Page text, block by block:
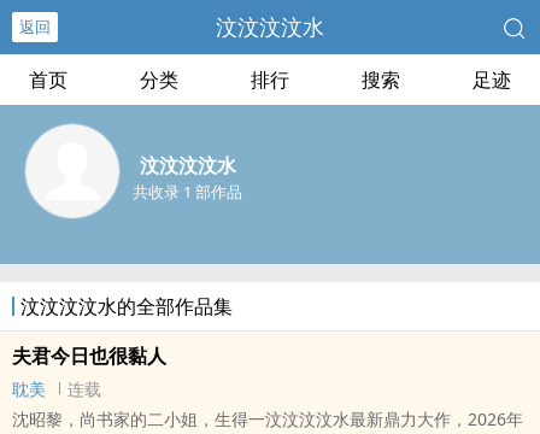
返回 汶汶汶汶水
首页 分类 排行 搜索 足迹
汶汶汶汶水
共收录 1 部作品
汶汶汶汶水的全部作品集
夫君今日也很黏人
耽美
连载
沈昭黎，尚书家的二小姐，生得一汶汶汶汶水最新鼎力大作，2026年